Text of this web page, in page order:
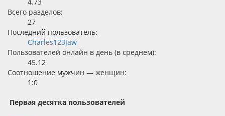
4.73
Всего разделов:
27
Последний пользователь:
Charles123Jaw
Пользователей онлайн в день (в среднем):
45.12
Соотношение мужчин — женщин:
1:0
Первая десятка пользователей